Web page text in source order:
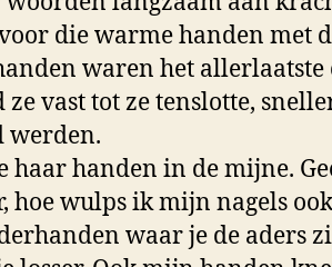
die warme handen met
waren het allerlaatste
ze vast tot ze tenslotte,
werden.
haar handen in de mijne.
hoe wulps ik mijn nagels
waar je de aders